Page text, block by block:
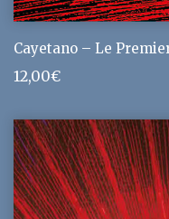
Cayetano – Le
12,00€